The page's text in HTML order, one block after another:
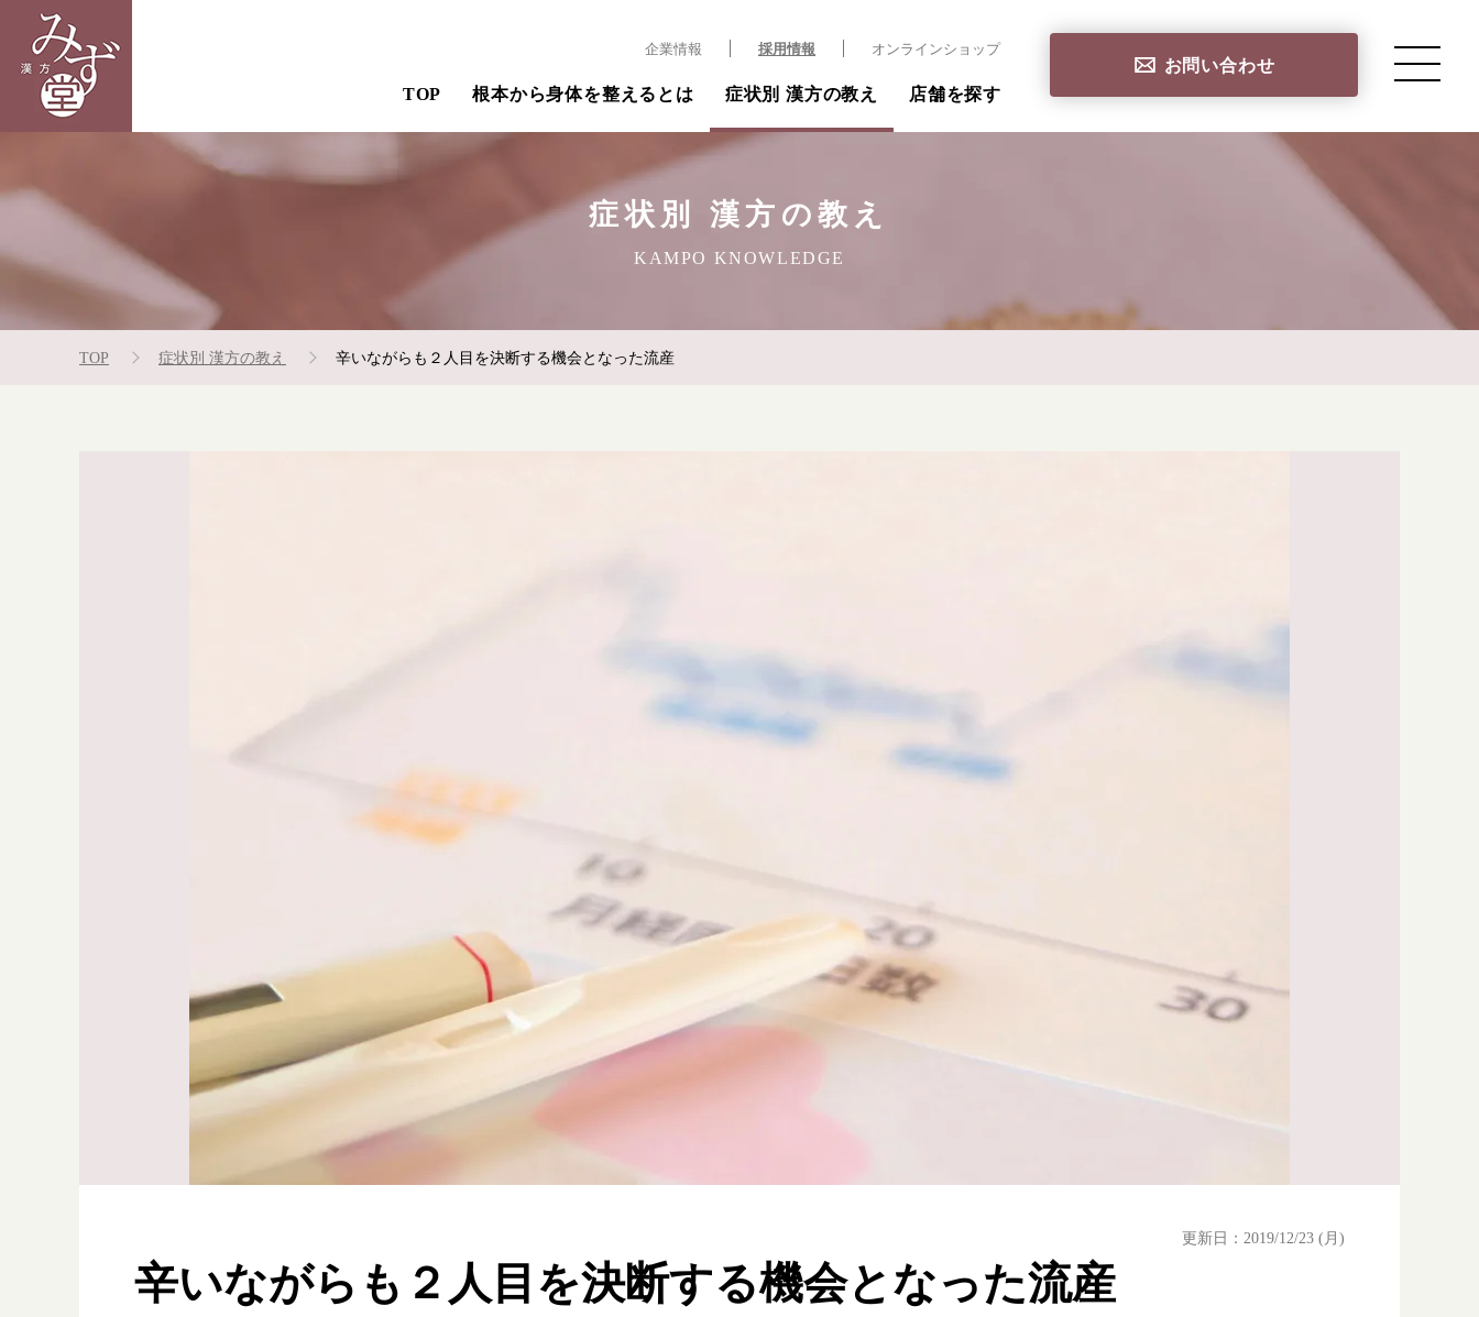
TOP 根本から身体を整えるとは 症状別 漢方の教え 店舗を探す
企業情報 採用情報 オンラインショップ
お問い合わせ
症状別 漢方の教え
KAMPO KNOWLEDGE
TOP 症状別 漢方の教え 辛いながらも２人目を決断する機会となった流産
更新日：2019/12/23 (月)
辛いながらも２人目を決断する機会となった流産